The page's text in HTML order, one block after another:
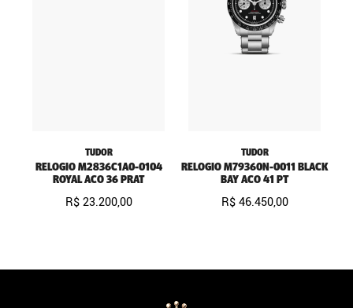
TUDOR
RELOGIO M2836C1A0-0104
ROYAL ACO 36 PRAT
R$ 23.200,00
TUDOR
RELOGIO M79360N-0011 BLACK
BAY ACO 41 PT
R$ 46.450,00